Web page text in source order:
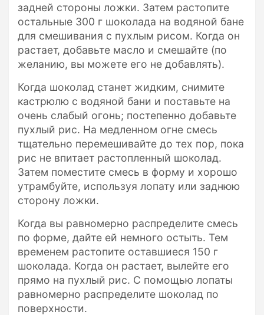
задней стороны ложки. Затем растопите
остальные 300 г шоколада на водяной бане
для смешивания с пухлым рисом. Когда он
растает, добавьте масло и смешайте (по
желанию, вы можете его не добавлять).
Когда шоколад станет жидким, снимите
кастрюлю с водяной бани и поставьте на
очень слабый огонь; постепенно добавьте
пухлый рис. На медленном огне смесь
тщательно перемешивайте до тех пор, пока
рис не впитает растопленный шоколад.
Затем поместите смесь в форму и хорошо
утрамбуйте, используя лопату или заднюю
сторону ложки.
Когда вы равномерно распределите смесь
по форме, дайте ей немного остыть. Тем
временем растопите оставшиеся 150 г
шоколада. Когда он растает, вылейте его
прямо на пухлый рис. С помощью лопаты
равномерно распределите шоколад по
поверхности.